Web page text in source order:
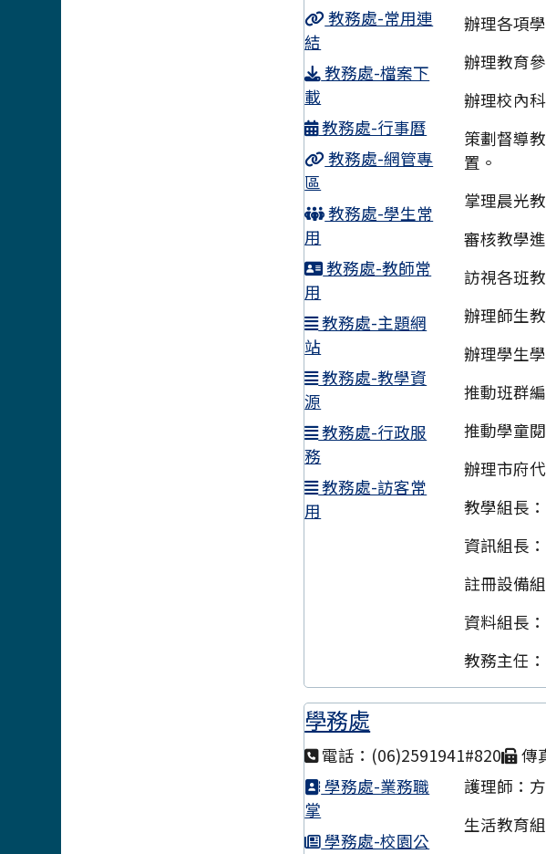
教務處-常用連
結
教務處-檔案下
載
教務處-行事曆
教務處-網管專
區
教務處-學生常
用
教務處-教師常
用
教務處-主題網
站
教務處-教學資
源
教務處-行政服
務
教務處-訪客常
用
辦理各項
辦理教育
辦理校內
策劃督導
置。
掌理晨光
審核教學
訪視各班
辦理師生
辦理學生
推動班群
推動學童
辦理市府
教學組長
資訊組長
註冊設備
資料組長
教務主任
學務處
電話：(06)2591941#820
傳
學務處-業務職
掌
學務處-校園公
護理師：
生活教育